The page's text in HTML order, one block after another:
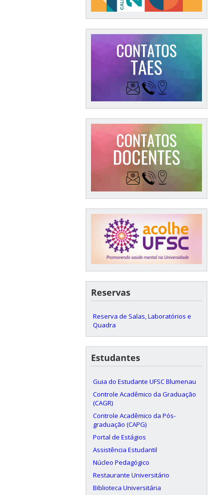
Reservas
Reserva de Salas, Laboratórios e
Quadra
Estudantes
Guia do Estudante UFSC Blumenau
Controle Acadêmico da Graduação
(CAGR)
Controle Acadêmico da Pós-
graduação (CAPG)
Portal de Estágios
Assistência Estudantil
Núcleo Pedagógico
Restaurante Universitário
Biblioteca Universitária